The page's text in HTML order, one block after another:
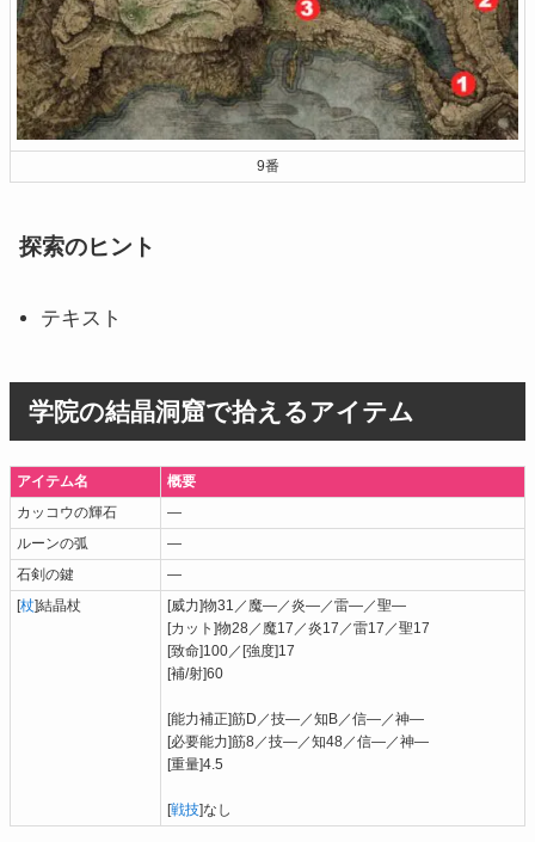
9番
探索のヒント
テキスト
学院の結晶洞窟で拾えるアイテム
アイテム名
概要
カッコウの輝石
―
ルーンの弧
―
石剣の鍵
―
[杖]結晶杖
[威力]物31／魔―／炎―／雷―／聖―
[カット]物28／魔17／炎17／雷17／聖17
[致命]100／[強度]17
[補/射]60
[能力補正]筋D／技―／知B／信―／神―
[必要能力]筋8／技―／知48／信―／神―
[重量]4.5
[戦技]なし